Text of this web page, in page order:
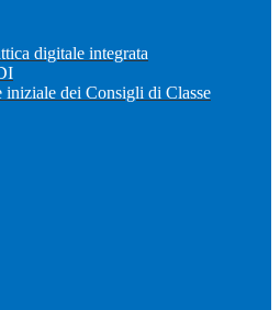
digitale integrata
iniziale dei Consigli di Classe